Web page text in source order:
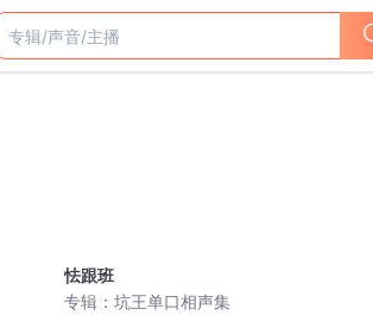
怯跟班
专辑：坑王单口相声集